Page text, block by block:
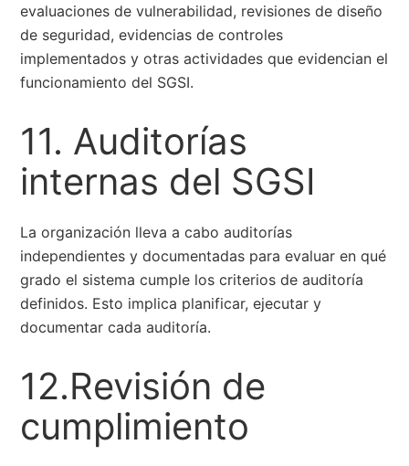
evaluaciones de vulnerabilidad, revisiones de diseño
de seguridad, evidencias de controles
implementados y otras actividades que evidencian el
funcionamiento del SGSI.
11. Auditorías
internas del SGSI
La organización lleva a cabo auditorías
independientes y documentadas para evaluar en qué
grado el sistema cumple los criterios de auditoría
definidos. Esto implica planificar, ejecutar y
documentar cada auditoría.
12.Revisión de
cumplimiento